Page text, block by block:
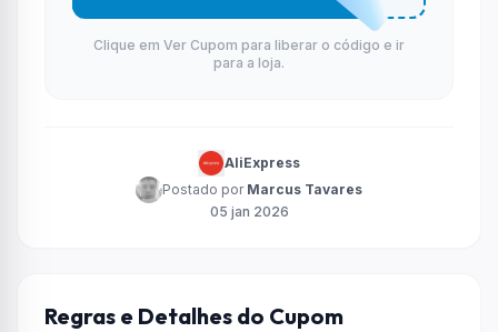
Clique em Ver Cupom para liberar o código e ir
para a loja.
AliExpress
Postado por Marcus Tavares
05 jan 2026
Regras e Detalhes do Cupom